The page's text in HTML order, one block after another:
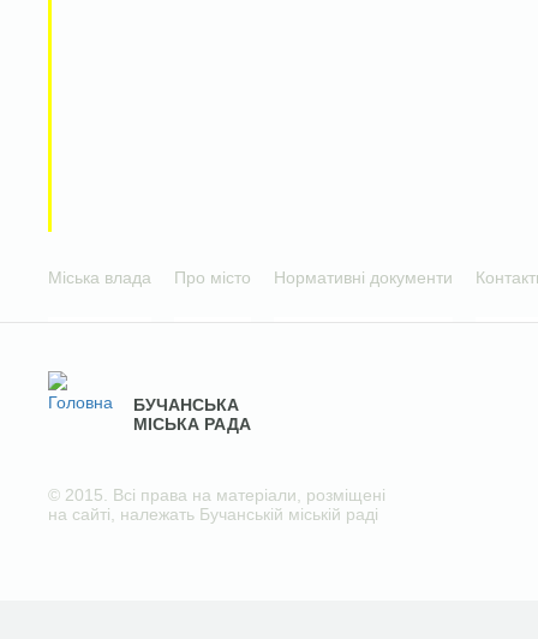
Міська влада Про місто Нормативні документи
БУЧАНСЬКА
МІСЬКА РАДА
© 2015. Всі права на матеріали, розміщені
на сайті, належать Бучанській міській раді